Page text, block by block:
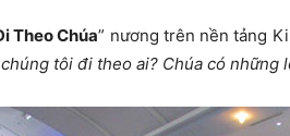
Theo Chúa” nương trên nền tảng
tôi đi theo ai? Chúa có những